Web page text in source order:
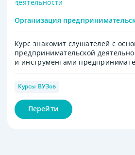
Организация
Курс знакомит слушателей с
предпринимательской
и инструментами
Курсы ВУЗов
Перейти